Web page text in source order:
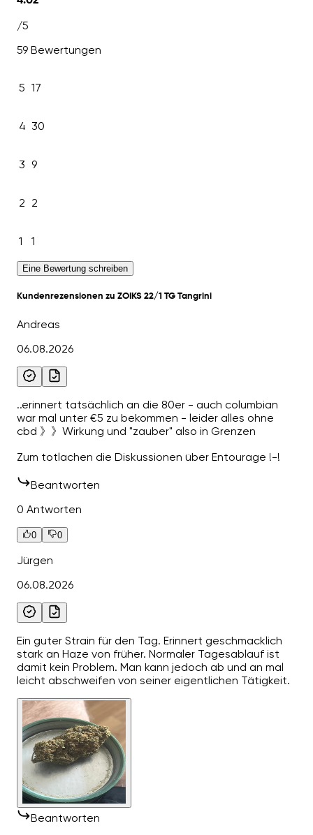
/5
59 Bewertungen
5 17
4 30
3 9
2 2
1 1
Eine Bewertung schreiben
Kundenrezensionen zu ZOIKS 22/1 TG Tangrini
Andreas
06.08.2026
..erinnert tatsächlich an die 80er - auch columbian
war mal unter €5 zu bekommen - leider alles ohne
cbd 》》Wirkung und "zauber" also in Grenzen
Zum totlachen die Diskussionen über Entourage !-!
Beantworten
0 Antworten
0 0
Jürgen
06.08.2026
Ein guter Strain für den Tag. Erinnert geschmacklich
stark an Haze von früher. Normaler Tagesablauf ist
damit kein Problem. Man kann jedoch ab und an mal
leicht abschweifen von seiner eigentlichen Tätigkeit.
Beantworten